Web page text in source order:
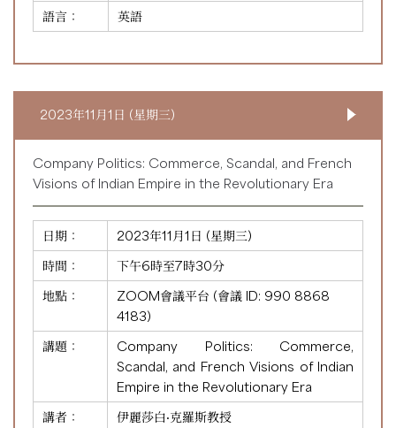
語言：
英語
2023年11月1日 (星期三)
Company Politics: Commerce, Scandal, and French
Visions of Indian Empire in the Revolutionary Era
日期：
2023年11月1日 (星期三)
時間：
下午6時至7時30分
地點：
ZOOM會議平台 (會議 ID: 990 8868
4183)
講題：
Company Politics: Commerce,
Scandal, and French Visions of Indian
Empire in the Revolutionary Era
講者：
伊麗莎白·克羅斯教授